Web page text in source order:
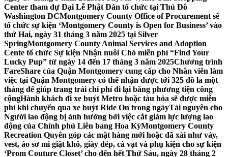
Center tham dự Đại Lễ Phật Đản tổ chức tại Thủ Đô
Washington DCMontgomery County Office of Procurement sẽ
tổ chức sự kiện ‘Montgomery County is Open for Business’ vào
thứ Hai, ngày 31 tháng 3 năm 2025 tại Silver
SpringMontgomery County Animal Services and Adoption
Cente tổ chức Sự kiện Nhận nuôi Chó miễn phí “Find Your
Lucky Pup” từ ngày 14 đến 17 tháng 3 năm 2025Chương trình
FareShare của Quận Montgomery cung cấp cho Nhân viên làm
việc tại Quận Montgomery có thể nhận được tới 325 đô la một
tháng để giúp trang trải chi phí đi lại bằng phương tiện công
cộngHành khách đi xe buýt Metro hoặc tàu hỏa sẽ được miễn
phí khi chuyển qua xe buýt Ride On trong ngàyTài nguyên cho
Người lao động bị ảnh hưởng bởi việc cắt giảm lực lượng lao
động của Chính phủ Liên bang Hoa KỳMontgomery County
Recreation Quyên góp các mặt hàng mới hoặc đã xài như váy,
vest, áo sơ mi giặt khô, giày dép, cà vạt và phụ kiện cho sự kiện
‘Prom Couture Closet’ cho đến hết Thứ Sáu, ngày 28 tháng 2